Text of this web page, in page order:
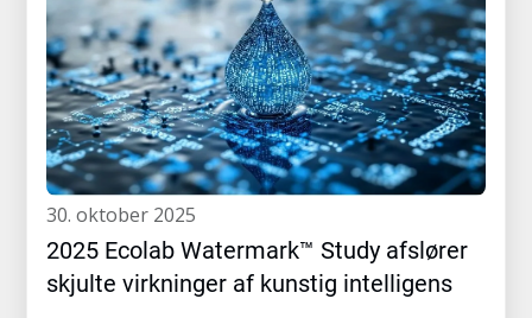
30. oktober 2025
2025 Ecolab Watermark™ Study afslører
skjulte virkninger af kunstig intelligens